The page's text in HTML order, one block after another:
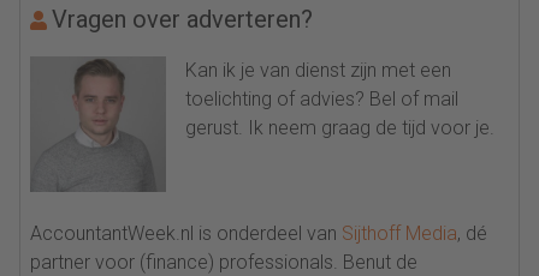
Vragen over adverteren?
Kan ik je van dienst zijn met een
toelichting of advies? Bel of mail
gerust. Ik neem graag de tijd voor je.
AccountantWeek.nl is onderdeel van Sijthoff Media, dé
partner voor (finance) professionals. Benut de